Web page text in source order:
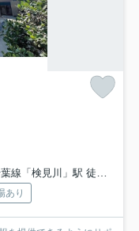
線「検見川」駅 徒歩11分
あり